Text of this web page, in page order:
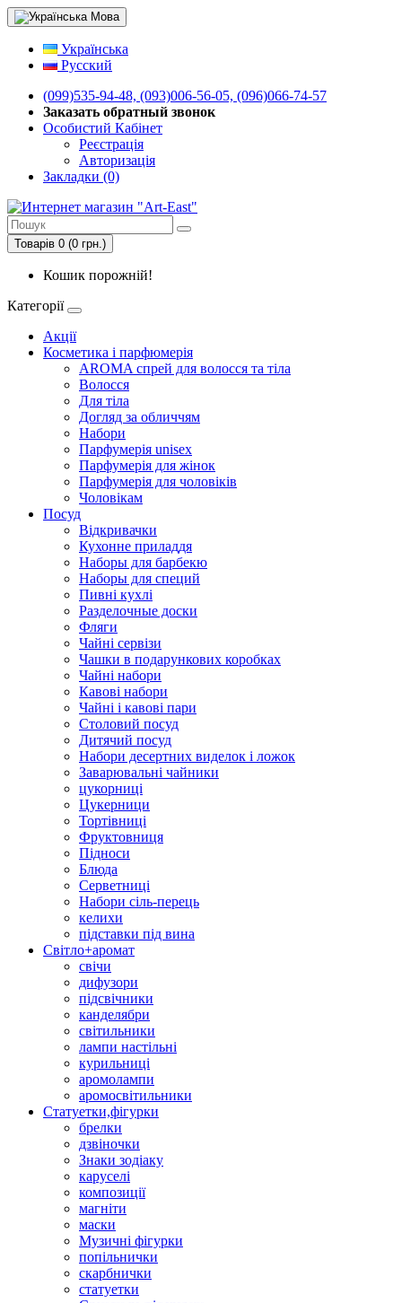
Мова
Українська
Русский
(099)535-94-48, (093)006-56-05, (096)066-74-57
Заказать обратный звонок
Особистий Кабінет
Реєстрація
Авторизація
Закладки (0)
Товарів 0 (0 грн.)
Кошик порожній!
Категорії
Акції
Косметика і парфюмерія
AROMA спрей для волосся та тіла
Волосся
Для тіла
Догляд за обличчям
Набори
Парфумерія unisex
Парфумерія для жінок
Парфумерія для чоловіків
Чоловікам
Посуд
Відкривачки
Кухонне приладдя
Наборы для барбекю
Наборы для специй
Пивні кухлі
Разделочные доски
Фляги
Чайні сервізи
Чашки в подарункових коробках
Чайні набори
Кавові набори
Чайні і кавові пари
Столовий посуд
Дитячий посуд
Набори десертних виделок і ложок
Заварювальні чайники
цукорниці
Цукерници
Тортівниці
Фруктовниця
Підноси
Блюда
Серветниці
Набори сіль-перець
келихи
підставки під вина
Світло+аромат
свічи
дифузори
підсвічники
канделябри
світильники
лампи настільні
курильниці
аромолампи
аромосвітильники
Статуетки,фігурки
брелки
дзвіночки
Знаки зодіаку
каруселі
композиції
магніти
маски
Музичні фігурки
попільнички
скарбнички
статуетки